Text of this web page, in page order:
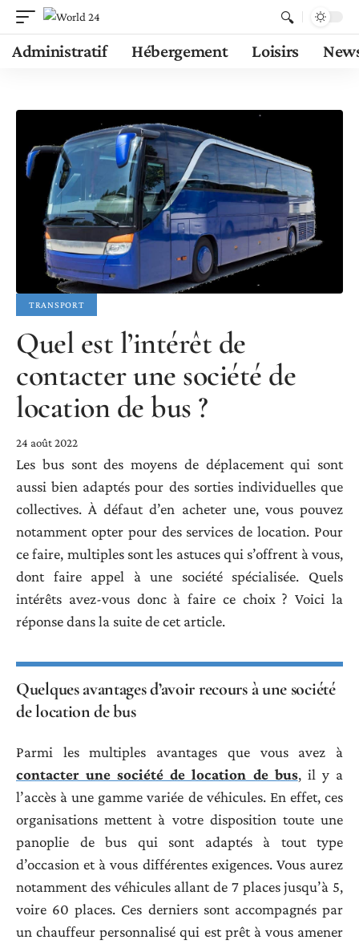
Administratif Hébergement Loisirs
TRANSPORT
Quel est l’intérêt de
contacter une société de
location de bus ?
24 août 2022
Les bus sont des moyens de déplacement qui sont
aussi bien adaptés pour des sorties individuelles que
collectives. À défaut d’en acheter une, vous pouvez
notamment opter pour des services de location. Pour
ce faire, multiples sont les astuces qui s’offrent à vous,
dont faire appel à une société spécialisée. Quels
intérêts avez-vous donc à faire ce choix ? Voici la
réponse dans la suite de cet article.
Quelques avantages d’avoir recours à une société
de location de bus
Parmi les multiples avantages que vous avez à
contacter une société de location de bus, il y a
l’accès à une gamme variée de véhicules. En effet, ces
organisations mettent à votre disposition toute une
panoplie de bus qui sont adaptés à tout type
d’occasion et à vous différentes exigences. Vous aurez
notamment des véhicules allant de 7 places jusqu’à 5,
voire 60 places. Ces derniers sont accompagnés par
un chauffeur personnalisé qui est prêt à vous amener